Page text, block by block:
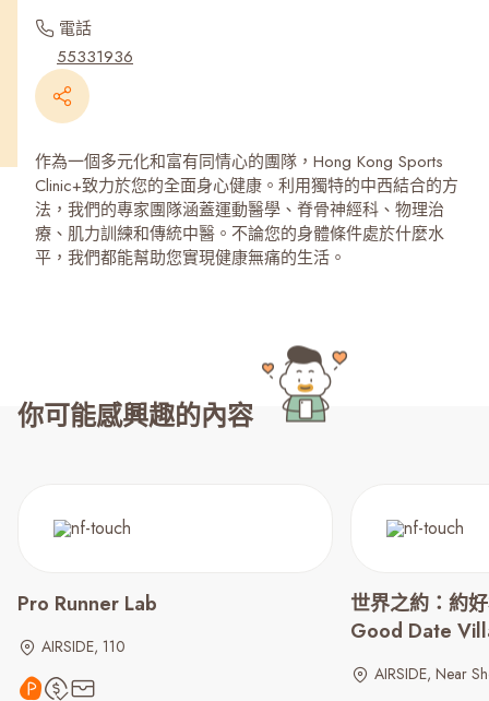
電話
55331936
作為一個多元化和富有同情心的團隊，Hong Kong Sports
Clinic+致力於您的全面身心健康。利用獨特的中西結合的方
法，我們的專家團隊涵蓋運動醫學、脊骨神經科、物理治
療、肌力訓練和傳統中醫。不論您的身體條件處於什麼水
平，我們都能幫助您實現健康無痛的生活。
你可能感興趣的內容
Pro Runner Lab
AIRSIDE, 110
世界之約：約
Good Date
AIRSIDE, Near